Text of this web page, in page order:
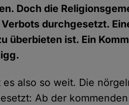
Doch die
durchgesetzt.
überbieten ist. Ein
es also so weit. Die
Ab der